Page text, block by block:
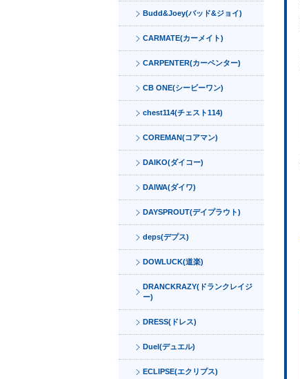
Budd&Joey(バッド&ジョイ)
CARMATE(カーメイト)
CARPENTER(カーペンター)
CB ONE(シービーワン)
chest114(チェスト114)
COREMAN(コアマン)
DAIKO(ダイコー)
DAIWA(ダイワ)
DAYSPROUT(デイプラウト)
deps(デプス)
DOWLUCK(道楽)
DRANCKRAZY(ドランクレイジ
ー)
DRESS(ドレス)
Duel(デュエル)
ECLIPSE(エクリプス)